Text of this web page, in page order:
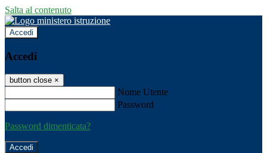
Salta al contenuto
Accedi
Accedi
button close ×
Nome Utente
Password
Password dimenticata?